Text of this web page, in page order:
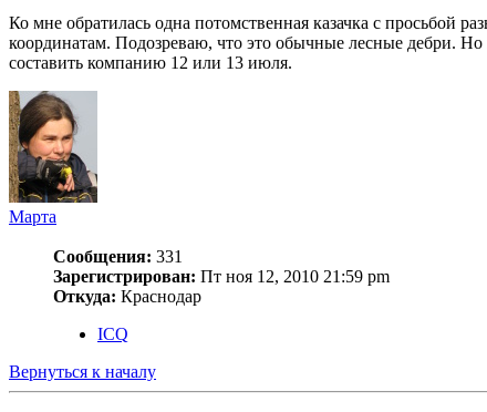
Ко мне обратилась одна потомственная казачка с просьбой
координатам. Подозреваю, что это обычные лесные дебри. Но
составить компанию 12 или 13 июля.
Марта
Сообщения: 331
Зарегистрирован: Пт ноя 12, 2010 21:59 pm
Откуда: Краснодар
ICQ
Вернуться к началу